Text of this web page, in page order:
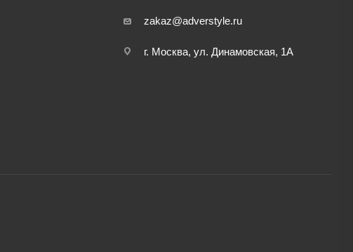
zakaz@adverstyle.ru
г. Москва, ул. Динамовская, 1А